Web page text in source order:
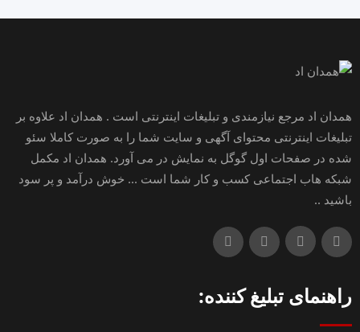
همدان اد مرجع نیازمندی و تبلیغات اینترنتی است . همدان اد علاوه بر
تبلیغات اینترنتی محتوای آگهی و سایت شما را به صورت کاملا سئو
شده در صفحات اول گوگل به نمایش در می آورد. همدان اد مکمل
شبکه هاب اجتماعی کسب و کار شما است ... خوش درآمد و پر سود
باشید ..
راهنمای تبلیغ کننده: